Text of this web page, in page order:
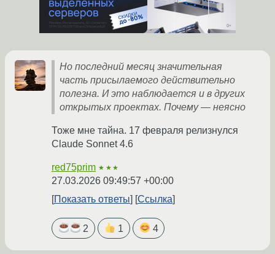
Но последний месяц значительная
часть присылаемого действительно
полезна. И это наблюдается и в других
открытых проектах. Почему — неясно
Тоже мне тайна. 17 февраля релизнулся
Claude Sonnet 4.6
red75prim ★★★
27.03.2026 09:49:57 +00:00
Показать ответы
Ссылка
2 1 4